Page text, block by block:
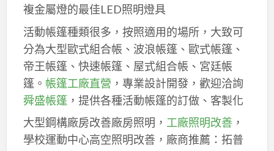
複金屬燈的最佳LED照明燈具
活動帳篷種類很多，按照適用的場所，大致可
分為大型歐式組合帳、波浪帳篷、歐式帳篷、
帝王帳篷、快速帳篷、屋式組合帳、宮廷帳
篷。 帳篷工廠直營 ，專業設計開發，歡迎洽詢
舜盛帳篷，提供各種活動帳篷的訂做、客製化
大型鋼構廠房改善廠房照明， 工廠照明改善，
學校運動中心高空照明改善，廠商推薦：拓普